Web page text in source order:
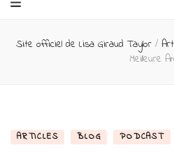
Site officiel de Lisa Giraud Taylor /
Meilleure
ARTICLES BLOG PODCAST